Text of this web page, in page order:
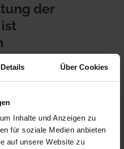
Details Über Cookies
Inhalte und Anzeigen zu
für soziale Medien anbieten
auf unsere Website zu
der
behalten sollten:
ist
Geld bei der
ist, können Sie
mehr zurückfordern.
Den Hinterbliebenen
Witwenrente
oder